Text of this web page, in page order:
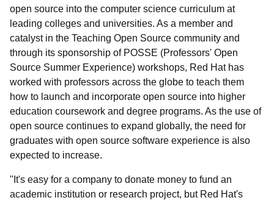
open source into the computer science curriculum at
leading colleges and universities. As a member and
catalyst in the Teaching Open Source community and
through its sponsorship of POSSE (Professors' Open
Source Summer Experience) workshops, Red Hat has
worked with professors across the globe to teach them
how to launch and incorporate open source into higher
education coursework and degree programs. As the use of
open source continues to expand globally, the need for
graduates with open source software experience is also
expected to increase.
"It's easy for a company to donate money to fund an
academic institution or research project, but Red Hat's